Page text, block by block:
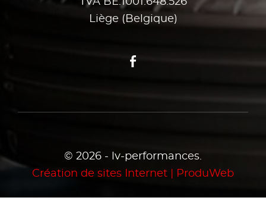
Liège (Belgique)
© 2026 - lv-performances.
Création de sites Internet | ProduWeb